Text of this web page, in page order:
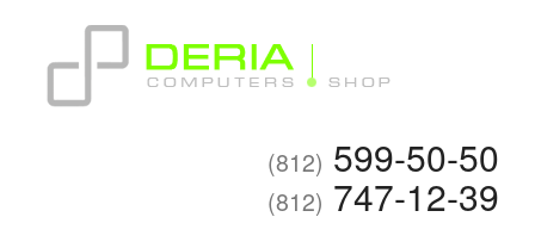
(812) 599-50-50
(812) 747-12-39